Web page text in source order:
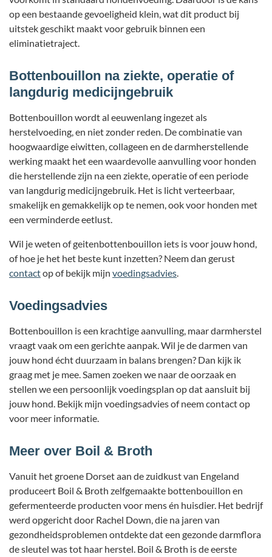
op een bestaande gevoeligheid klein, wat dit product bij
uitstek geschikt maakt voor gebruik binnen een
eliminatietraject.
Bottenbouillon na ziekte, operatie of
langdurig medicijngebruik
Bottenbouillon wordt al eeuwenlang ingezet als
herstelvoeding, en niet zonder reden. De combinatie van
hoogwaardige eiwitten, collageen en de darmherstellende
werking maakt het een waardevolle aanvulling voor honden
die herstellende zijn na een ziekte, operatie of een periode
van langdurig medicijngebruik. Het is licht verteerbaar,
smakelijk en gemakkelijk op te nemen, ook voor honden met
een verminderde eetlust.
Wil je weten of geitenbottenbouillon iets is voor jouw hond,
of hoe je het het beste kunt inzetten? Neem dan gerust
contactop of bekijk mijn voedingsadvies.
Voedingsadvies
Bottenbouillon is een krachtige aanvulling, maar darmherstel
vraagt vaak om een gerichte aanpak. Wil je de darmen van
jouw hond écht duurzaam in balans brengen? Dan kijk ik
graag met je mee. Samen zoeken we naar de oorzaak en
stellen we een persoonlijk voedingsplan op dat aansluit bij
jouw hond. Bekijk mijn voedingsadvies of neem contact op
voor meer informatie.
Meer over Boil & Broth
Vanuit het groene Dorset aan de zuidkust van Engeland
produceert Boil & Broth zelfgemaakte bottenbouillon en
gefermenteerde producten voor mens én huisdier. Het bedrijf
werd opgericht door Rachel Down, die na jaren van
gezondheidsproblemen ontdekte dat een gezonde darmflora
de sleutel was tot haar herstel. Boil & Broth is de eerste